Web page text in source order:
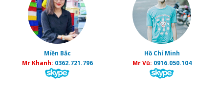
Miền Bắc
Mr Khanh: 0362.721.796
Hồ Chí Minh
Mr Vũ: 0916.050.104